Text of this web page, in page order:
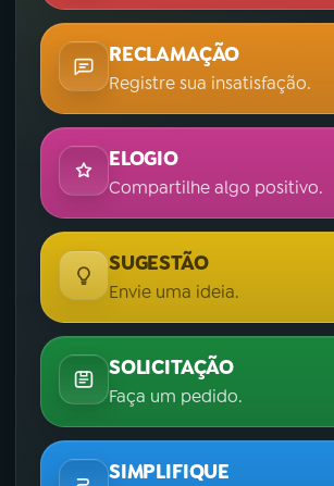
RECLAMAÇÃO
Registre sua insatisfação.
ELOGIO
Compartilhe algo positivo.
SUGESTÃO
Envie uma ideia.
SOLICITAÇÃO
Faça um pedido.
SIMPLIFIQUE